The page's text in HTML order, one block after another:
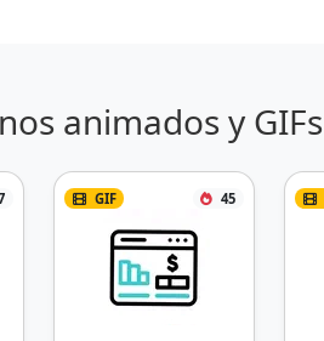
animados y GIFs
GIF 45